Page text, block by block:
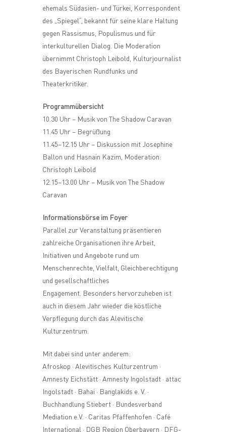
ehemals Südasien- und Türkei, Korrespondent
des „Spiegel“, bekannt für seine klare Haltung
gegen Rassismus, Populismus und für
interkulturellen Dialog. Die Moderation
übernimmt Christoph Leibold, Kulturjournalist
des Bayerischen Rundfunks und
Theaterkritiker.
Programmübersicht
10.30 Uhr – Musik von The Shadow Caravan
11.45 Uhr – Begrüßung
11.45–12.15 Uhr – Diskussion mit Josephine
Ballon und Hasnain Kazim, Moderation:
Christoph Leibold
12.15–13.00 Uhr – Musik von The Shadow
Caravan
Informationsbörse im Foyer
Parallel zur Veranstaltung präsentieren
zahlreiche Organisationen ihre Arbeit,
Initiativen und Angebote rund um
Menschenrechte, Vielfalt, Gleichberechtigung
und gesellschaftliches
Engagement. Besonders hervorzuheben ist
auch in diesem Jahr wieder die köstliche
Verpflegung durch das Alevitische
Kulturzentrum.
Mit dabei sind unter anderem:
Afroskop · Alevitisches Kulturzentrum ·
Amnesty Eichstätt · Amnesty Ingolstadt · attac
Ingolstadt · Bahai · Banglakids e. V. ·
Buchhandlung Stiebert · Bundesverband
Mediation e.V. · Caritas Pfaffenhofen · Café
International · DGB Region Oberbayern · DFG-